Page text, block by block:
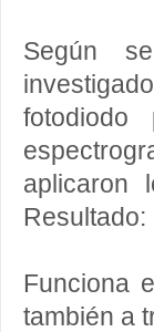
Según
aplicaron
Resultado:
Funciona
también a